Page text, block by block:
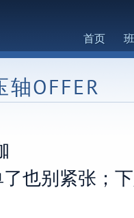
首页
OFFER
也别紧张；